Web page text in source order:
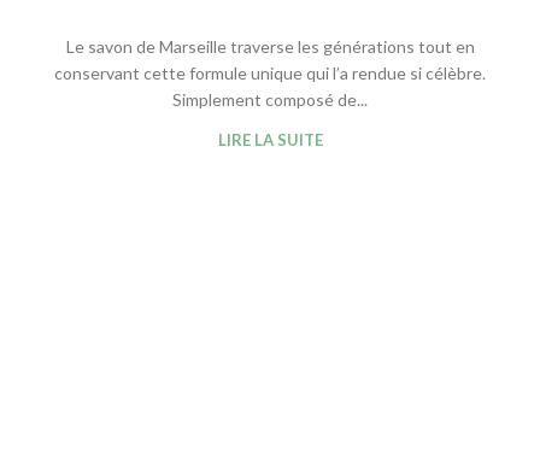
Le savon de Marseille traverse les générations tout en
conservant cette formule unique qui l’a rendue si célèbre.
Simplement composé de...
LIRE LA SUITE